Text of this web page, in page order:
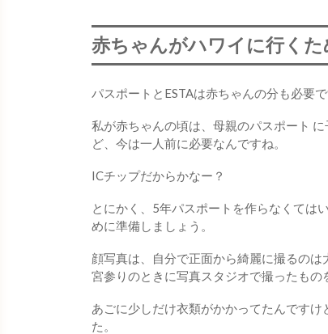
赤ちゃんがハワイに行く
パスポートとESTAは赤ちゃんの分も必要で
私が赤ちゃんの頃は、母親のパスポート
ど、今は一人前に必要なんですね。
ICチップだからかなー？
とにかく、5年パスポートを作らなくては
めに準備しましょう。
顔写真は、自分で正面から綺麗に撮るの
宮参りのときに写真スタジオで撮ったもの
あごに少しだけ衣類がかかってたんです
た。